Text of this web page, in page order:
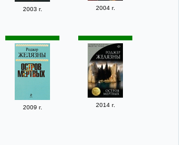
2003 г.
2004 г.
2009 г. 2014 г.